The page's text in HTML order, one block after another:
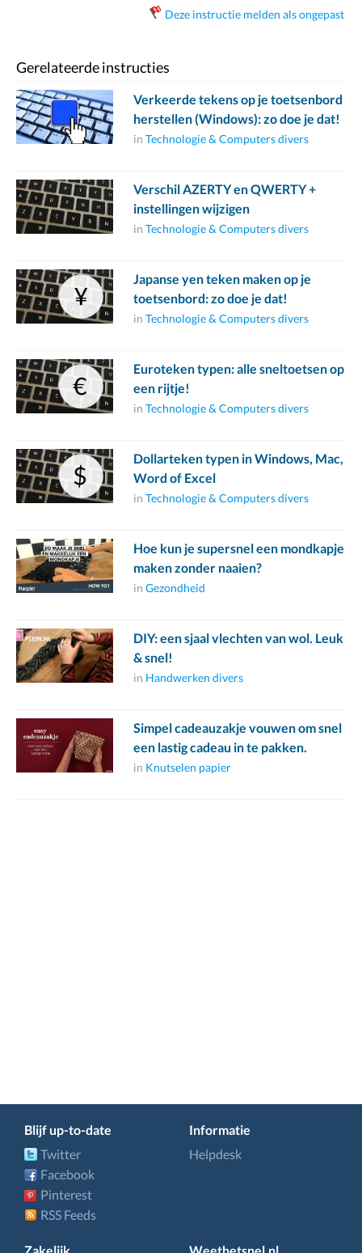
Deze instructie melden als ongepast
Gerelateerde instructies
Verkeerde tekens op je toetsenbord
herstellen (Windows): zo doe je dat!
in Technologie & Computers divers
Verschil AZERTY en QWERTY +
instellingen wijzigen
in Technologie & Computers divers
Japanse yen teken maken op je
toetsenbord: zo doe je dat!
in Technologie & Computers divers
Euroteken typen: alle sneltoetsen op
een rijtje!
in Technologie & Computers divers
Dollarteken typen in Windows, Mac,
Word of Excel
in Technologie & Computers divers
Hoe kun je supersnel een mondkapje
maken zonder naaien?
in Gezondheid
DIY: een sjaal vlechten van wol. Leuk
& snel!
in Handwerken divers
Simpel cadeauzakje vouwen om snel
een lastig cadeau in te pakken.
in Knutselen papier
Blijf up-to-date
Twitter
Facebook
Pinterest
RSS Feeds
Informatie
Helpdesk